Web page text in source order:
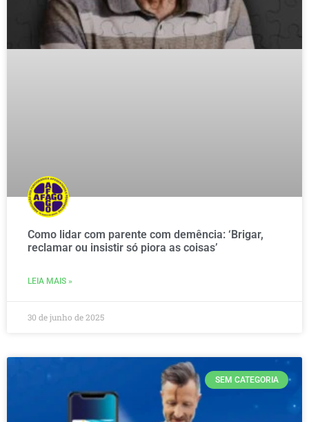
Como lidar com parente com demência: ‘Brigar,
reclamar ou insistir só piora as coisas’
LEIA MAIS »
30 de junho de 2025
SEM CATEGORIA